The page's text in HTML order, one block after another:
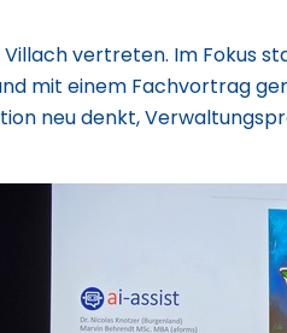
vertreten. Im Fokus
mit einem Fachvortrag
neu denkt,